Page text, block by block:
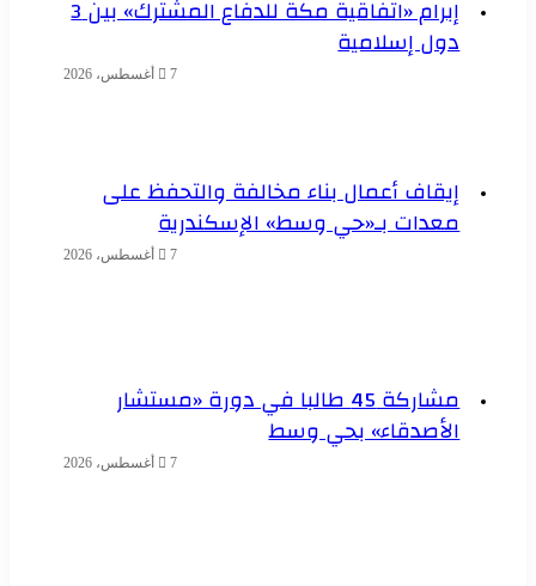
إبرام «اتفاقية مكة للدفاع المشترك» بين 3
دول إسلامية
7 أغسطس، 2026
إيقاف أعمال بناء مخالفة والتحفظ على
معدات بـ«حي وسط» الإسكندرية
7 أغسطس، 2026
مشاركة 45 طالبا في دورة «مستشار
الأصدقاء» بحي وسط
7 أغسطس، 2026